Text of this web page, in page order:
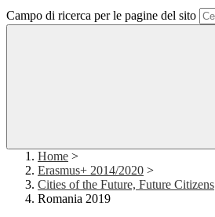
Campo di ricerca per le pagine del sito
Home >
Erasmus+ 2014/2020 >
Cities of the Future, Future Citizens
Romania 2019